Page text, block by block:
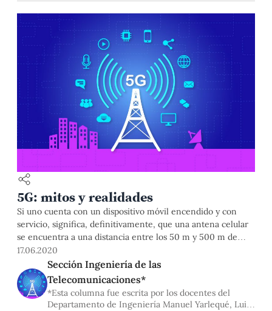
5G: mitos y realidades
Si uno cuenta con un dispositivo móvil encendido y con
servicio, significa, definitivamente, que una antena celular
se encuentra a una distancia entre los 50 m y 500 m de
donde uno se ubica, y que está irradiando ondas
electromagnéticas, no desde hace poco, sino desde hace
muchos años atrás. Estas ondas electromagnéticas se
emiten
17.06.2020
Sección Ingeniería de las
Telecomunicaciones*
*Esta columna fue escrita por los docentes del
Departamento de Ingeniería Manuel Yarlequé, Luis